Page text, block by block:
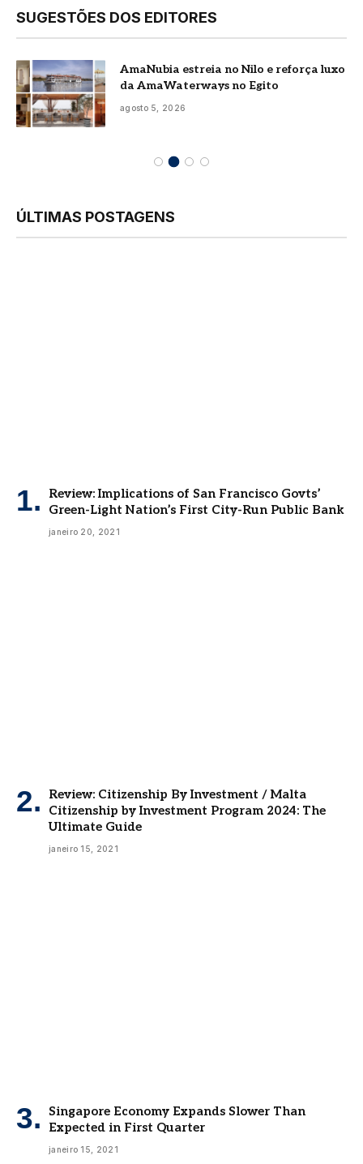
SUGESTÕES DOS EDITORES
AmaNubia estreia no Nilo e reforça luxo
da AmaWaterways no Egito
agosto 5, 2026
ÚLTIMAS POSTAGENS
Review: Implications of San Francisco Govts’
Green-Light Nation’s First City-Run Public Bank
janeiro 20, 2021
Review: Citizenship By Investment / Malta
Citizenship by Investment Program 2024: The
Ultimate Guide
janeiro 15, 2021
Singapore Economy Expands Slower Than
Expected in First Quarter
janeiro 15, 2021